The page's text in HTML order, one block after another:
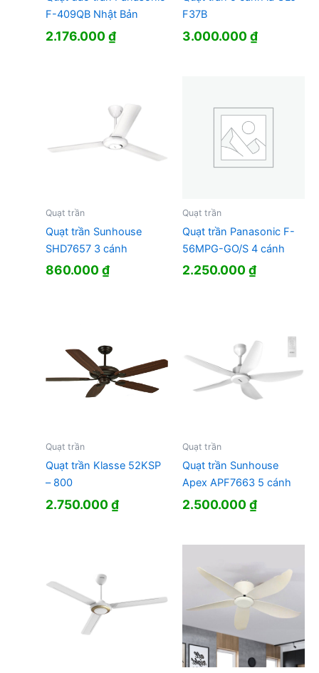
F-409QB Nhật Bản
2.176.000₫
F37B
3.000.000₫
Quạt trần
Quạt trần Sunhouse
SHD7657 3 cánh
860.000₫
Quạt trần
Quạt trần Panasonic F-
56MPG-GO/S 4 cánh
2.250.000₫
Quạt trần
Quạt trần Klasse 52KSP
– 800
2.750.000₫
Quạt trần
Quạt trần Sunhouse
Apex APF7663 5 cánh
2.500.000₫